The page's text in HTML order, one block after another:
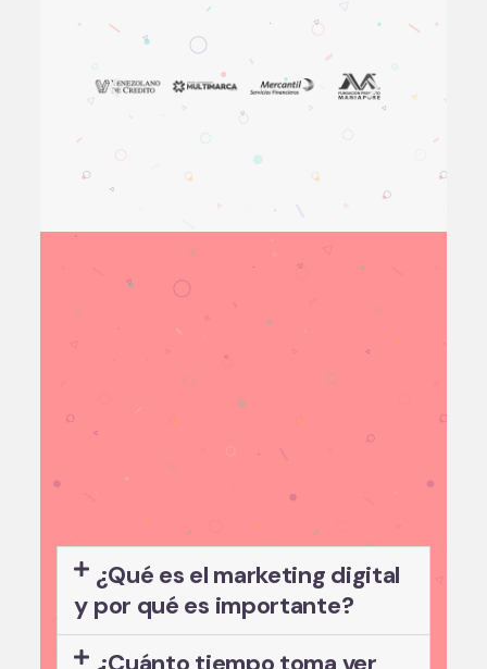
¿Qué es el marketing digital
y por qué es importante?